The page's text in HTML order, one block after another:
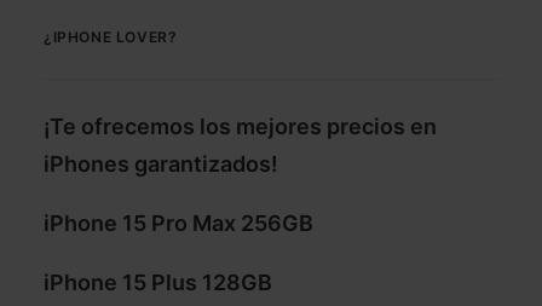
¿IPHONE LOVER?
¡Te ofrecemos los mejores precios en
iPhones garantizados!
iPhone 15 Pro Max 256GB
iPhone 15 Plus 128GB